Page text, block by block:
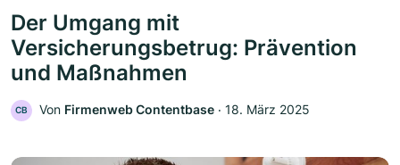
Der Umgang mit
Versicherungsbetrug: Prävention
und Maßnahmen
CB Von Firmenweb Contentbase ‧ 18. März 2025